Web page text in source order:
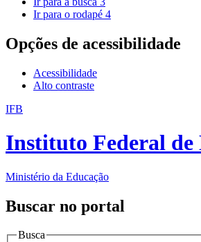
Ir para o rodapé 4
Opções de acessibilidade
Acessibilidade
Alto contraste
IFB
Instituto Federal de
Ministério da Educação
Buscar no portal
Busca